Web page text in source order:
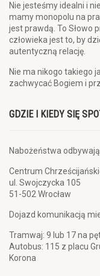
Nie jesteśmy idealni i
mamy monopolu na
jest prawdą. To Słowo
człowieka jest to, by
autentyczną relację.
Nie ma nikogo takiego
zachwycać Bogiem i
GDZIE I KIEDY SIĘ
Nabożeństwa
Centrum
ul. Swojczycka 105
51-502 Wrocław
Dojazd komunikacją
Tramwaj: 9 lub 17 na
Autobus: 115 z placu
Korona